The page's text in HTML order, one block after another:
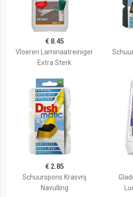
€ 8.45
Vloeren Laminaatreiniger
Extra Sterk
€ 2.85
Schuurspons Krasvrij
Navulling